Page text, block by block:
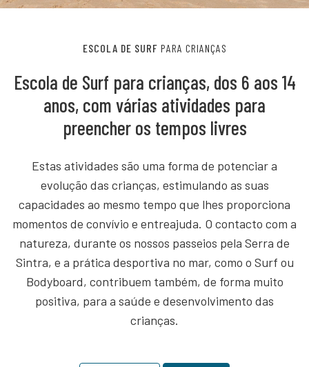
ESCOLA DE SURF PARA CRIANÇAS
Escola de Surf para crianças, dos 6 aos 14
anos, com várias atividades para
preencher os tempos livres
Estas atividades são uma forma de potenciar a
evolução das crianças, estimulando as suas
capacidades ao mesmo tempo que lhes proporciona
momentos de convívio e entreajuda. O contacto com a
natureza, durante os nossos passeios pela Serra de
Sintra, e a prática desportiva no mar, como o Surf ou
Bodyboard, contribuem também, de forma muito
positiva, para a saúde e desenvolvimento das
crianças.